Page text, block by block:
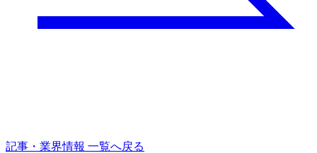
記事・業界情報 一覧へ戻る